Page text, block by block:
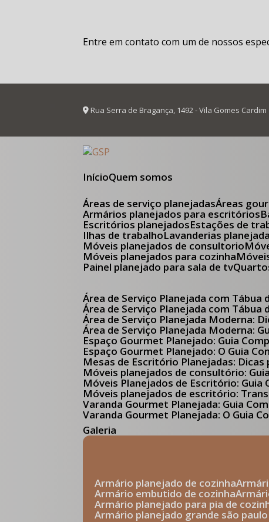
Entre em contato com um de nossos
Rua Serra de Bragança, 1492 - Vila Gomes Cardim
Início Quem somos
Áreas de serviço planejadas Áreas
Armários planejados para escritórios
Escritórios planejados Estações de
Ilhas de trabalho Lavanderias
Móveis planejados de consultorio
Móveis planejados para cozinha
Painel planejado para sala de tv
Área de Serviço Planejada com
Área de Serviço Planejada com
Área de Serviço Planejada Moderna:
Área de Serviço Planejada Moderna:
Espaço Gourmet Planejado: Guia
Espaço Gourmet Planejado: O Guia
Mesas de Escritório Planejadas:
Móveis planejados de consultório:
Móveis Planejados de Escritório:
Móveis planejados de escritório:
Varanda Gourmet Planejada: Guia
Varanda Gourmet Planejada: O Guia
Galeria
armário planejado de cozinha
armário embutido de cozinha
armário planejado para pia de
armário planejado grande são paulo